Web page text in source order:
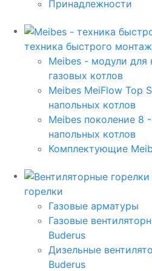
Принадлежности
техника быстрого
Meibes - модули для
газовых котлов
Meibes MeiFlow Top
напольных котлов
Meibes поколение 8
напольных котлов
Комплектующие
горелки
Газовые арматуры
Газовые
Buderus
Дизельные
Buderus